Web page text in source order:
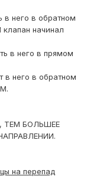
в него в обратном
клапан начинал
в него в прямом
в него в обратном
ТЕМ БОЛЬШЕЕ
на перепад